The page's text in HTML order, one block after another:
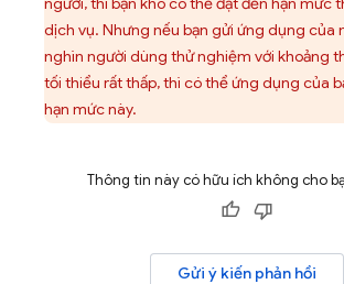
dịch vụ. Nhưng nếu bạn gửi ứng dụng của
nghìn người dùng thử nghiệm với khoảng
tối thiểu rất thấp, thì có thể ứng dụng của
hạn mức này.
Thông tin này có hữu ích không cho
Gửi ý kiến phản hồi